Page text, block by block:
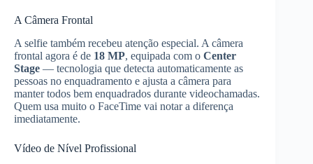
A Câmera Frontal
A selfie também recebeu atenção especial. A câmera
frontal agora é de 18 MP, equipada com o Center
Stage — tecnologia que detecta automaticamente as
pessoas no enquadramento e ajusta a câmera para
manter todos bem enquadrados durante videochamadas.
Quem usa muito o FaceTime vai notar a diferença
imediatamente.
Vídeo de Nível Profissional